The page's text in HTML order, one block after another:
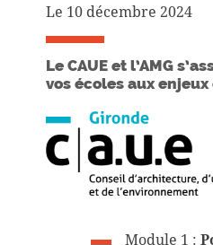
Le 10 décembre 2024
Le CAUE et l’AMG
vos écoles aux
Module 1 :